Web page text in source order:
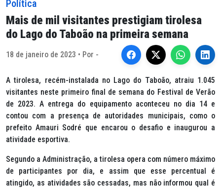
Política
Mais de mil visitantes prestigiam tirolesa
do Lago do Taboão na primeira semana
18 de janeiro de 2023 • Por -
A tirolesa, recém-instalada no Lago do Taboão, atraiu 1.045
visitantes neste primeiro final de semana do Festival de Verão
de 2023. A entrega do equipamento aconteceu no dia 14 e
contou com a presença de autoridades municipais, como o
prefeito Amauri Sodré que encarou o desafio e inaugurou a
atividade esportiva.
Segundo a Administração, a tirolesa opera com número máximo
de participantes por dia, e assim que esse percentual é
atingido, as atividades são cessadas, mas não informou qual é